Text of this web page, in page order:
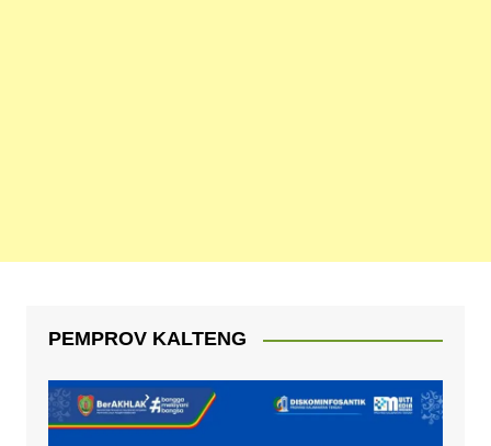
PEMPROV KALTENG